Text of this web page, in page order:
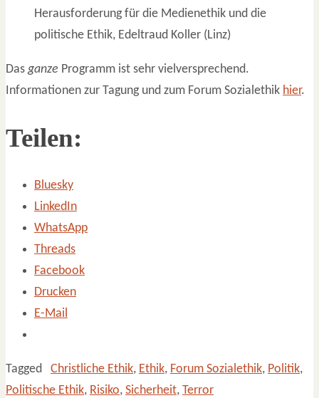
Herausforderung für die Medienethik und die
politische Ethik, Edeltraud Koller (Linz)
Das ganze Programm ist sehr vielversprechend.
Informationen zur Tagung und zum Forum Sozialethik hier.
Teilen:
Bluesky
LinkedIn
WhatsApp
Threads
Facebook
Drucken
E-Mail
Tagged Christliche Ethik, Ethik, Forum Sozialethik, Politik,
Politische Ethik, Risiko, Sicherheit, Terror